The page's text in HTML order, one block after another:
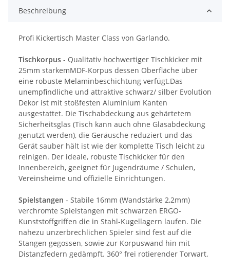
Beschreibung
Profi Kickertisch Master Class von Garlando.
Tischkorpus - Qualitativ hochwertiger Tischkicker mit
25mm starkemMDF-Korpus dessen Oberfläche über
eine robuste Melaminbeschichtung verfügt.Das
unempfindliche und attraktive schwarz/ silber Evolution
Dekor ist mit stoßfesten Aluminium Kanten
ausgestattet. Die Tischabdeckung aus gehärtetem
Sicherheitsglas (Tisch kann auch ohne Glasabdeckung
genutzt werden), die Geräusche reduziert und das
Gerät sauber hält ist wie der komplette Tisch leicht zu
reinigen. Der ideale, robuste Tischkicker für den
Innenbereich, geeignet für Jugendräume / Schulen,
Vereinsheime und offizielle Einrichtungen.
Spielstangen - Stabile 16mm (Wandstärke 2,2mm)
verchromte Spielstangen mit schwarzen ERGO-
Kunststoffgriffen die in Stahl-Kugellagern laufen. Die
nahezu unzerbrechlichen Spieler sind fest auf die
Stangen gegossen, sowie zur Korpuswand hin mit
Distanzfedern gedämpft. 360° frei rotierender Torwart.